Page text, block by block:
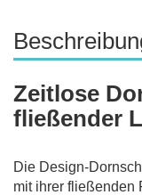
Zeitlose
fließender
Die Design-
mit ihrer fließenden